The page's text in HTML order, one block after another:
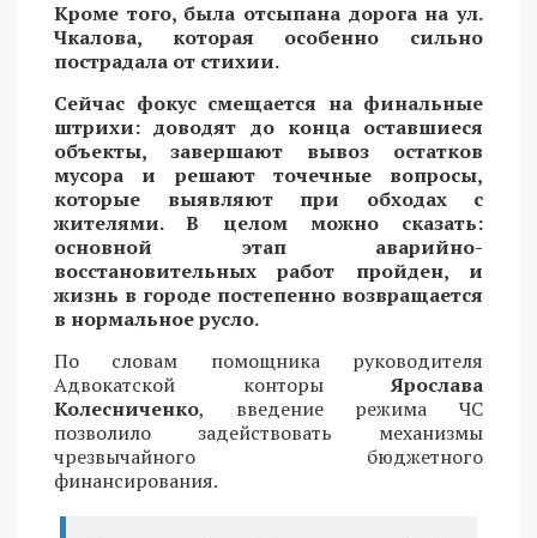
Кроме того, была отсыпана дорога на ул.
Чкалова, которая особенно сильно
пострадала от стихии.
Сейчас фокус смещается на финальные
штрихи: доводят до конца оставшиеся
объекты, завершают вывоз остатков
мусора и решают точечные вопросы,
которые выявляют при обходах с
жителями. В целом можно сказать:
основной этап аварийно-
восстановительных работ пройден, и
жизнь в городе постепенно возвращается
в нормальное русло.
По словам помощника руководителя
Адвокатской конторыЯрослава
Колесниченко, введение режима ЧС
позволило задействовать механизмы
чрезвычайного бюджетного
финансирования.